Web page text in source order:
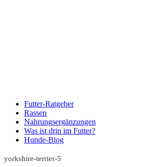
Futter-Ratgeber
Rassen
Nahrungsergänzungen
Was ist drin im Futter?
Hunde-Blog
yorkshire-terrier-5